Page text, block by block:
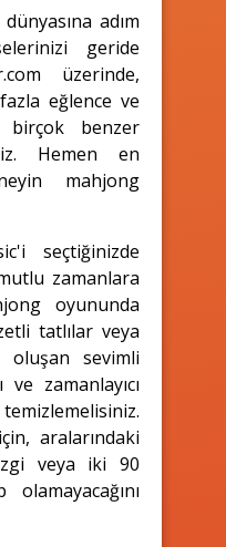
adım
geride
üzerinde,
eğlence ve
birçok benzer
Hemen en
mahjong
seçtiğinizde
zamanlara
oyununda
tatlılar veya
oluşan sevimli
zamanlayıcı
aralarındaki
veya iki 90